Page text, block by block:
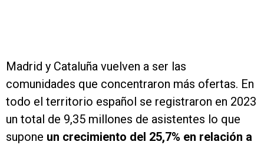
Madrid y Cataluña vuelven a ser las
comunidades que concentraron más ofertas. En
todo el territorio español se registraron en 2023
un total de 9,35 millones de asistentes lo que
supone un crecimiento del 25,7% en relación a